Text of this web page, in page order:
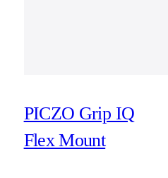
PICZO Grip IQ
Flex Mount